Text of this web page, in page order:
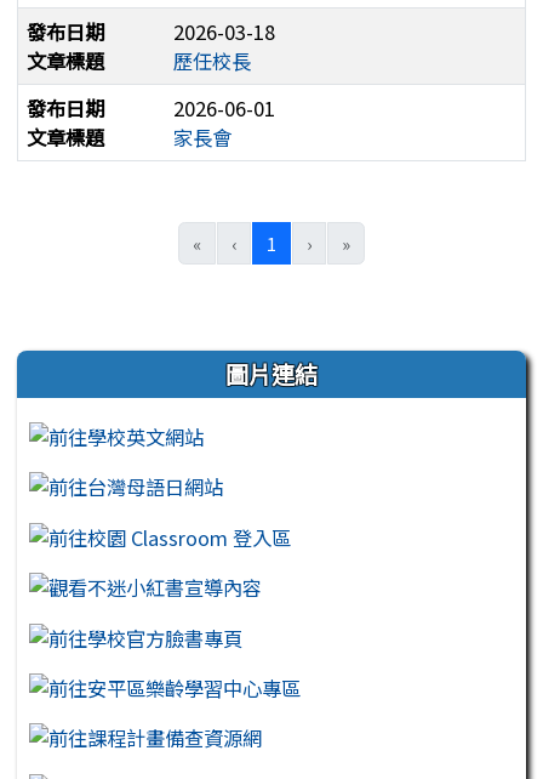
發布日期
2026-03-18
文章標題
歷任校長
發布日期
2026-06-01
文章標題
家長會
« ‹ 1 (目前頁次)
› »
左邊區域內容 圖片連結